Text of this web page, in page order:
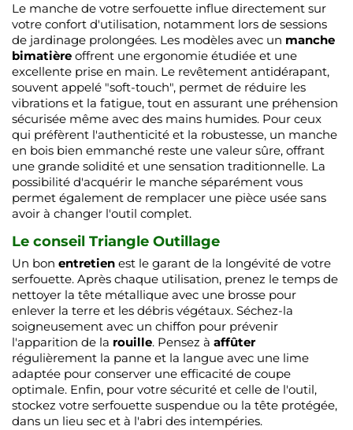
Le manche de votre serfouette influe directement sur
votre confort d'utilisation, notamment lors de sessions
de jardinage prolongées. Les modèles avec un manche
bimatière offrent une ergonomie étudiée et une
excellente prise en main. Le revêtement antidérapant,
souvent appelé "soft-touch", permet de réduire les
vibrations et la fatigue, tout en assurant une préhension
sécurisée même avec des mains humides. Pour ceux
qui préfèrent l'authenticité et la robustesse, un manche
en bois bien emmanché reste une valeur sûre, offrant
une grande solidité et une sensation traditionnelle. La
possibilité d'acquérir le manche séparément vous
permet également de remplacer une pièce usée sans
avoir à changer l'outil complet.
Le conseil Triangle Outillage
Un bon entretien est le garant de la longévité de votre
serfouette. Après chaque utilisation, prenez le temps de
nettoyer la tête métallique avec une brosse pour
enlever la terre et les débris végétaux. Séchez-la
soigneusement avec un chiffon pour prévenir
l'apparition de la rouille. Pensez à affûter
régulièrement la panne et la langue avec une lime
adaptée pour conserver une efficacité de coupe
optimale. Enfin, pour votre sécurité et celle de l'outil,
stockez votre serfouette suspendue ou la tête protégée,
dans un lieu sec et à l'abri des intempéries.